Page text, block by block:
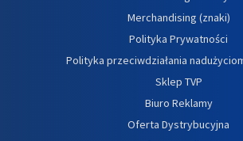
Merchandising (znaki)
Polityka Prywatności
Polityka przeciwdziałania
Sklep TVP
Biuro Reklamy
Oferta Dystrybucyjna